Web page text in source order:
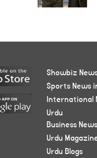
Showbiz
Sports News
International
Urdu
Business
Urdu
Urdu Blogs